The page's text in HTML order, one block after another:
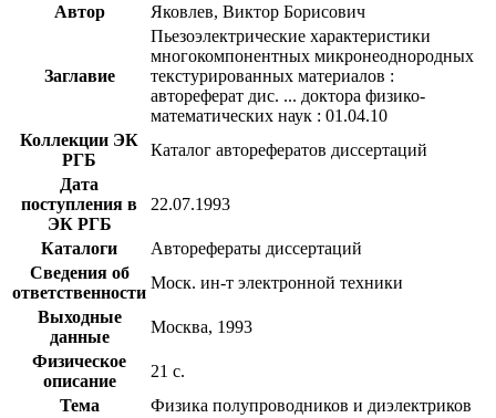
Автор Яковлев, Виктор Борисович
Заглавие
Пьезоэлектрические характеристики
многокомпонентных микронеоднородных
текстурированных материалов :
автореферат дис. ... доктора физико-
математических наук : 01.04.10
Коллекции ЭК
РГБ
Каталог авторефератов диссертаций
Дата
поступления в
ЭК РГБ
22.07.1993
Каталоги
Авторефераты диссертаций
Сведения об
ответственности
Моск. ин-т электронной техники
Выходные
данные
Москва, 1993
Физическое
описание
21 с.
Тема
Физика полупроводников и диэлектриков